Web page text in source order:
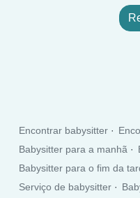
Encontrar babysitter
Babysitter para a manhã
Babysitter para o fim da
Serviço de babysitter